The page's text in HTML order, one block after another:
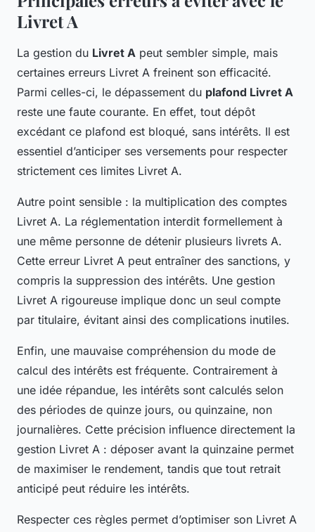
Livret A
La gestion du Livret A peut sembler simple, mais
certaines erreurs Livret A freinent son efficacité.
Parmi celles-ci, le dépassement du plafond Livret A
reste une faute courante. En effet, tout dépôt
excédant ce plafond est bloqué, sans intérêts. Il est
essentiel d’anticiper ses versements pour respecter
strictement ces limites Livret A.
Autre point sensible : la multiplication des comptes
Livret A. La réglementation interdit formellement à
une même personne de détenir plusieurs livrets A.
Cette erreur Livret A peut entraîner des sanctions, y
compris la suppression des intérêts. Une gestion
Livret A rigoureuse implique donc un seul compte
par titulaire, évitant ainsi des complications inutiles.
Enfin, une mauvaise compréhension du mode de
calcul des intérêts est fréquente. Contrairement à
une idée répandue, les intérêts sont calculés selon
des périodes de quinze jours, ou quinzaine, non
journalières. Cette précision influence directement la
gestion Livret A : déposer avant la quinzaine permet
de maximiser le rendement, tandis que tout retrait
anticipé peut réduire les intérêts.
Respecter ces règles permet d’optimiser son Livret A